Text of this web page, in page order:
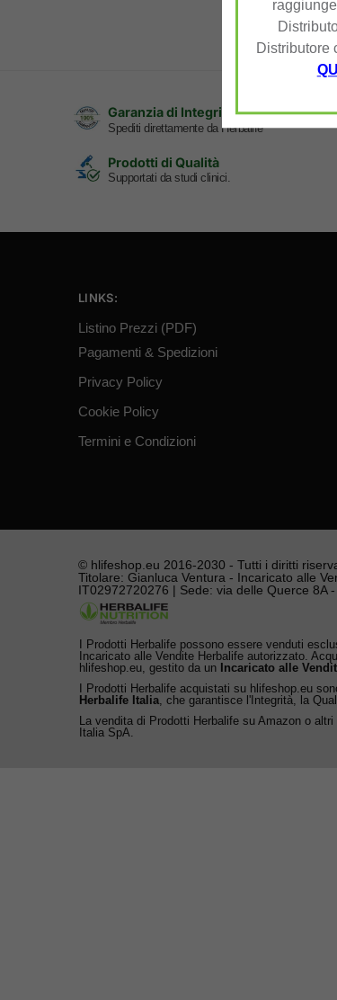
Distributore
QUI
Garanzia di Integrità
Spediti direttamente da Herbalife
Prodotti di Qualità
Supportati da studi clinici.
LINKS:
Listino Prezzi (PDF)
Pagamenti & Spedizioni
Privacy Policy
Cookie Policy
Termini e Condizioni
© hlifeshop.eu 2016-2030 - Tutti i diritti
Titolare: Gianluca Ventura - Incaricato alle
IT02972720276 | Sede: via delle Querce 8A
I Prodotti Herbalife possono essere venduti
Incaricato alle Vendite Herbalife autorizzato.
hlifeshop.eu, gestito da un Incaricato alle
I Prodotti Herbalife acquistati su hlifeshop.eu
Herbalife Italia , che garantisce l'Integrità, la
La vendita di Prodotti Herbalife su Amazon o
Italia SpA.